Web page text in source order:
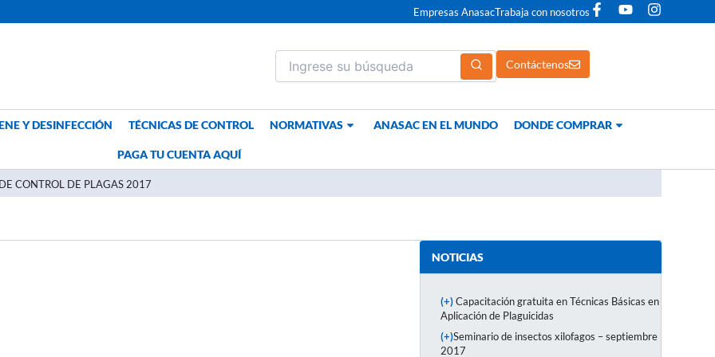
Empresas AnasacTrabaja con nosotros F
a
k
-
Y
o
I
n
a
Contáctenos
Y DESINFECCIÓN TÉCNICAS DE CONTROL NORMATIVAS ANASAC EN EL MUNDO DONDE COMPRAR
PAGA TU CUENTA AQUÍ
CONTROL DE PLAGAS 2017
NOTICIAS
(+)Capacitación gratuita en Técnicas Básicas en
Aplicación de Plaguicidas
(+)Seminario de insectos xilofagos – septiembre
2017